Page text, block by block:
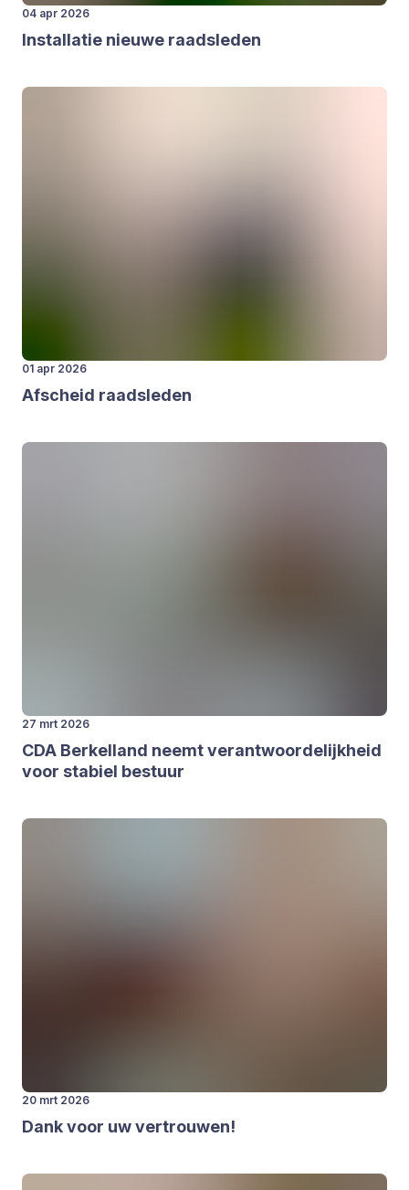
04 apr 2026
Instal­la­tie nieu­we raads­le­den
01 apr 2026
Afscheid raads­le­den
27 mrt 2026
CDA Ber­kel­land neemt ver­ant­woor­de­lijk­heid
voor sta­biel bestuur
20 mrt 2026
Dank voor uw ver­trou­wen!